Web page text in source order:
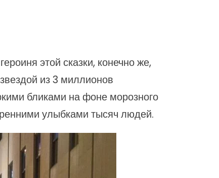
этой сказки, конечно же,
из 3 миллионов
бликами на фоне морозного
улыбками тысяч людей.